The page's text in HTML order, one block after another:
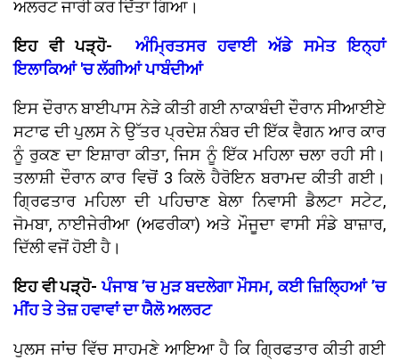
ਅਲਰਟ ਜਾਰੀ ਕਰ ਦਿੱਤਾ ਗਿਆ।
ਇਹ ਵੀ ਪੜ੍ਹੋ-ਅੰਮ੍ਰਿਤਸਰ ਹਵਾਈ ਅੱਡੇ ਸਮੇਤ ਇਨ੍ਹਾਂ
ਇਲਾਕਿਆਂ 'ਚ ਲੱਗੀਆਂ ਪਾਬੰਦੀਆਂ
ਇਸ ਦੌਰਾਨ ਬਾਈਪਾਸ ਨੇੜੇ ਕੀਤੀ ਗਈ ਨਾਕਾਬੰਦੀ ਦੌਰਾਨ ਸੀਆਈਏ
ਸਟਾਫ ਦੀ ਪੁਲਸ ਨੇ ਉੱਤਰ ਪ੍ਰਦੇਸ਼ ਨੰਬਰ ਦੀ ਇੱਕ ਵੈਗਨ ਆਰ ਕਾਰ
ਨੂੰ ਰੁਕਣ ਦਾ ਇਸ਼ਾਰਾ ਕੀਤਾ, ਜਿਸ ਨੂੰ ਇੱਕ ਮਹਿਲਾ ਚਲਾ ਰਹੀ ਸੀ।
ਤਲਾਸ਼ੀ ਦੌਰਾਨ ਕਾਰ ਵਿਚੋਂ 3 ਕਿਲੋ ਹੈਰੋਇਨ ਬਰਾਮਦ ਕੀਤੀ ਗਈ।
ਗ੍ਰਿਫਤਾਰ ਮਹਿਲਾ ਦੀ ਪਹਿਚਾਣ ਬੇਲਾ ਨਿਵਾਸੀ ਡੈਲਟਾ ਸਟੇਟ,
ਜੋਮਬਾ, ਨਾਈਜੇਰੀਆ (ਅਫਰੀਕਾ) ਅਤੇ ਮੌਜੂਦਾ ਵਾਸੀ ਸੰਡੇ ਬਾਜ਼ਾਰ,
ਦਿੱਲੀ ਵਜੋਂ ਹੋਈ ਹੈ।
ਇਹ ਵੀ ਪੜ੍ਹੋ-ਪੰਜਾਬ ’ਚ ਮੁੜ ਬਦਲੇਗਾ ਮੌਸਮ, ਕਈ ਜ਼ਿਲ੍ਹਿਆਂ ’ਚ
ਮੀਂਹ ਤੇ ਤੇਜ਼ ਹਵਾਵਾਂ ਦਾ ਯੈਲੋ ਅਲਰਟ
ਪੁਲਸ ਜਾਂਚ ਵਿੱਚ ਸਾਹਮਣੇ ਆਇਆ ਹੈ ਕਿ ਗ੍ਰਿਫਤਾਰ ਕੀਤੀ ਗਈ